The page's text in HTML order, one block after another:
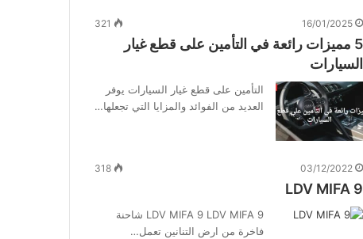
16/01/2025
321
5 مميزات رائعة في التأمين على قطع غيار
السيارات
التأمين على قطع غيار السيارات يوفر
العديد من الفوائد والمزايا التي تجعلها…
03/12/2022
318
LDV MIFA 9
LDV MIFA 9 LDV MIFA 9 شاحنة
فاخرة من ارض التنانين تعمل…